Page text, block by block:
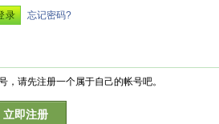
忘记密码?
，请先注册一个属于自己的帐号吧。
立即注册